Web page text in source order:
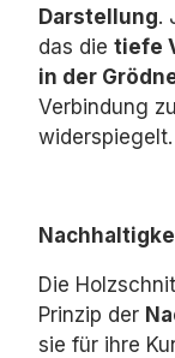
Darstellung.
das die tiefe
in der
Verbindung
widerspiegelt.
Die
Prinzip der
sie für ihre